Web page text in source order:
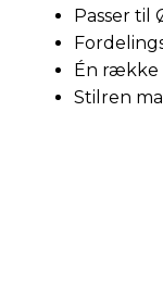
Passer til
Én række
Stilren